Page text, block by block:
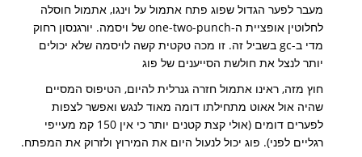
מעבר לפער הגדול שפוג פתח אתמול על וינגו, אתמול חוסלה
לחלוטין אופציית ה-one-two-punch של ויסמה. יורגנסון רחוק
מדי ב-gc בשביל זה. זו מכה טקטית קשה לויסמה שלא יכולים
יותר לנצל את חולשת הסייענים של פוג
חוץ מזה, ראינו אתמול חזרה גנרלית להיום, הטיפוס המסיים
שהיה אול אאוט מתחילתו דומה מאוד לנגש ואפשר לצפות
לפערים דומים (אולי קצת קטנים יותר כי אין 150 קמ מעייפי
רגליים לפני). פוג יכול לנעול היום את המירוץ ולזרוק את המפתח.